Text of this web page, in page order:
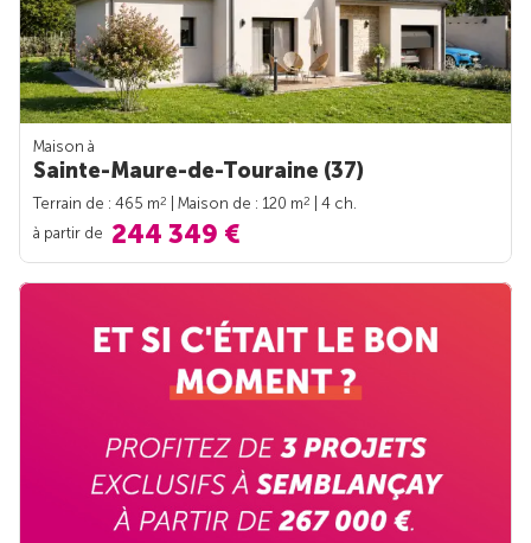
Maison à
Sainte-Maure-de-Touraine (37)
Terrain de : 465 m2 | Maison de : 120 m2
| 4 ch.
à partir de 244 349 €